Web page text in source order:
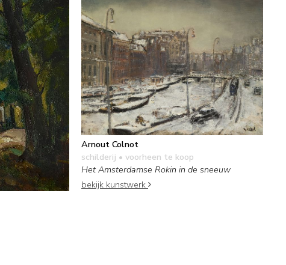
Arnout Colnot
schilderij • voorheen te koop
Het Amsterdamse Rokin in de sneeuw
bekijk kunstwerk